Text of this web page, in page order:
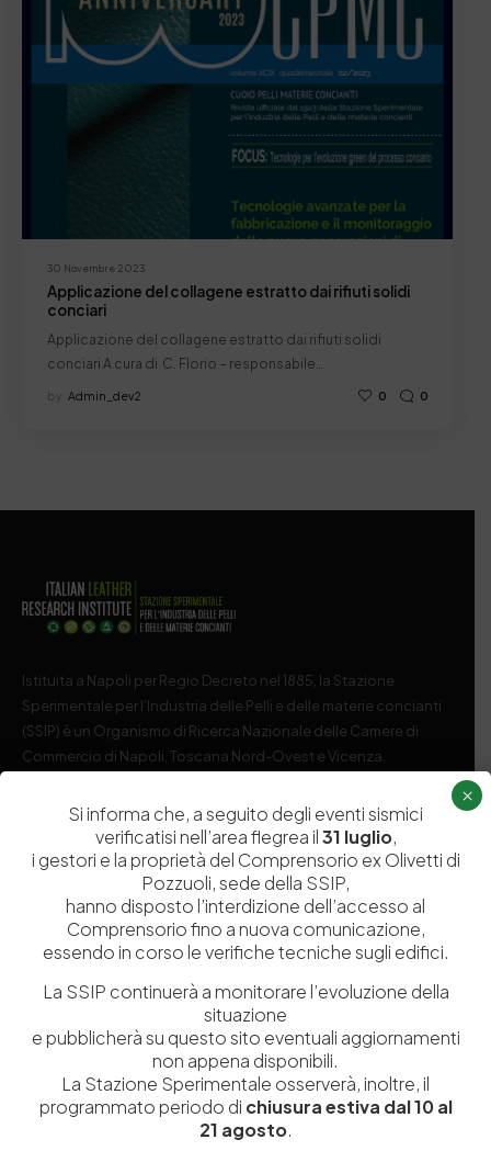
30 Novembre 2023
Applicazione del collagene estratto dai rifiuti solidi
conciari
Applicazione del collagene estratto dai rifiuti solidi
conciari A cura di C. Florio – responsabile…
by Admin_dev2 0 0
Istituita a Napoli per Regio Decreto nel 1885, la Stazione
Sperimentale per l’Industria delle Pelli e delle materie concianti
(SSIP) è un Organismo di Ricerca Nazionale delle Camere di
Commercio di Napoli, Toscana Nord-Ovest e Vicenza.
081 597 91 00 ssip@ssip.it
Ricerca e Sviluppo
Formazione
documentazione
Contribuenti
Contatti
Laboratori
Dipartimenti di ricerca
Biblioteca
Politecnico del Cuoio
Media
Tutela Whistleblowing
Amministrazione Trasparente
Si informa che, a seguito degli eventi sismici
verificatisi nell’area flegrea il31 luglio,
i gestori e la proprietà del Comprensorio ex Olivetti di
Pozzuoli, sede della SSIP,
hanno disposto l’interdizione dell’accesso al
Comprensorio fino a nuova comunicazione,
essendo in corso le verifiche tecniche sugli edifici.
La SSIP continuerà a monitorare l’evoluzione della
situazione
e pubblicherà su questo sito eventuali aggiornamenti
non appena disponibili.
La Stazione Sperimentale osserverà, inoltre, il
programmato periodo di chiusura estiva dal 10 al
21 agosto.
×